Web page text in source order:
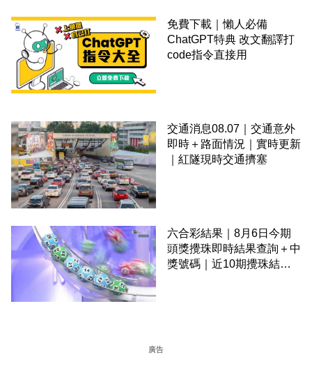
免費下載｜懶人必備
ChatGPT特典 改文翻譯打
code指令直接用
交通消息08.07｜交通意外
即時＋路面情況｜實時更新
｜紅隧現時交通擠塞
六合彩結果｜8月6日今期
頭獎攪珠即時結果查詢＋中
獎號碼｜近10期攪珠結果
廣告